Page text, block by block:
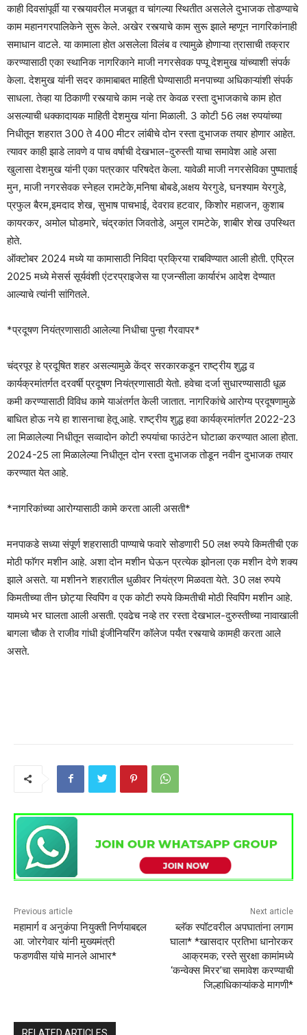
काही दिवसांपूर्वी या रस्त्यावरील मजबूत व चांगल्या स्थितीत असलेले दुभाजक तोडण्याचे
काम महानगरपालिकेने सुरू केले. अखेर रस्त्याचे काम सुरू झाले म्हणून नागरिकांनाही
समाधान वाटले. या कामाला होत असलेला विलंब व त्यामुळे होणाऱ्या त्रासाची तक्रार
करण्यासाठी एका स्थानिक नागरिकाने माजी नगरसेवक पप्पू देशमुख यांच्याशी संपर्क
केला. देशमुख यांनी सदर कामाबाबत माहिती घेण्यासाठी मनपाच्या अधिकाऱ्यांशी संपर्क
साधला. तेव्हा या ठिकाणी रस्त्याचे काम नव्हे तर केवळ रस्ता दुभाजकाचे काम होत
असल्याची धक्कादायक माहिती देशमुख यांना मिळाली. 3 कोटी 56 लक्ष रुपयांच्या
निधीतून शहरात 300 ते 400 मीटर लांबीचे दोन रस्ता दुभाजक तयार होणार आहेत.
त्यावर काही झाडे लावणे व पाच वर्षाची देखभाल-दुरुस्ती याचा समावेश आहे असा
खुलासा देशमुख यांनी एका पत्रकार परिषदेत केला. यावेळी माजी नगरसेविका पुष्पाताई
मुन, माजी नगरसेवक स्नेहल रामटेके,मनिषा बोबडे,अक्षय येरगुडे, घनश्याम येरगुडे,
प्रफुल बैरम,इमदाद शेख, सुभाष पाचभाई, देवराव हटवार, किशोर महाजन, कुशाब
कायरकर, अमोल घोडमारे, चंद्रकांत जिवतोडे, अमुल रामटेके, शाबीर शेख उपस्थित
होते.
ऑक्टोबर 2024 मध्ये या कामासाठी निविदा प्रक्रिया राबविण्यात आली होती. एप्रिल
2025 मध्ये मेसर्स सूर्यवंशी एंटरप्राइजेस या एजन्सीला कार्यारंभ आदेश देण्यात
आल्याचे त्यांनी सांगितले.
*प्रदूषण नियंत्रणासाठी आलेल्या निधीचा पुन्हा गैरवापर*
चंद्रपूर हे प्रदूषित शहर असल्यामुळे केंद्र सरकारकडून राष्ट्रीय शुद्ध व
कार्यक्रमांतर्गत दरवर्षी प्रदूषण नियंत्रणासाठी येतो. हवेचा दर्जा सुधारण्यासाठी धूळ
कमी करण्यासाठी विविध कामे याअंतर्गत केली जातात. नागरिकांचे आरोग्य प्रदूषणामुळे
बाधित होऊ नये हा शासनाचा हेतू आहे. राष्ट्रीय शुद्ध हवा कार्यक्रमांतर्गत 2022-23
ला मिळालेल्या निधीतून सव्वादोन कोटी रुपयांचा फाउंटेन घोटाळा करण्यात आला होता.
2024-25 ला मिळालेल्या निधीतून दोन रस्ता दुभाजक तोडून नवीन दुभाजक तयार
करण्यात येत आहे.
*नागरिकांच्या आरोग्यासाठी कामे करता आली असती*
मनपाकडे सध्या संपूर्ण शहरासाठी पाण्याचे फवारे सोडणारी 50 लक्ष रुपये किमतीची एक
मोठी फाॅगर मशीन आहे. अशा दोन मशीन घेऊन प्रत्येक झोनला एक मशीन देणे शक्य
झाले असते. या मशीनने शहरातील धुळीवर नियंत्रण मिळवता येते. 30 लक्ष रुपये
किमतीच्या तीन छोट्या स्विपिंग व एक कोटी रुपये किमतीची मोठी स्विपिंग मशीन आहे.
यामध्ये भर घालता आली असती. एवढेच नव्हे तर रस्ता देखभाल-दुरुस्तीच्या नावाखाली
बागला चौक ते राजीव गांधी इंजीनियरिंग कॉलेज पर्यंत रस्त्याचे कामही करता आले
असते.
Previous article
महामार्ग व अनुकंपा नियुक्ती निर्णयाबद्दल
आ. जोरगेवार यांनी मुख्यमंत्री
फडणवीस यांचे मानले आभार*
Next article
ब्लॅक स्पॉटवरील अपघातांना लगाम
घाला* *खासदार प्रतिभा धानोरकर
आक्रमक; रस्ते सुरक्षा कामांमध्ये
‘कन्वेक्स मिरर’चा समावेश करण्याची
जिल्हाधिकाऱ्यांकडे मागणी*
RELATED ARTICLES